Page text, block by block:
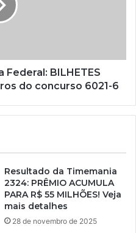
Federal: BILHETES
do concurso 6021-6
Resultado da Timemania
2324: PRÊMIO ACUMULA
PARA R$ 55 MILHÕES! Veja
mais detalhes
28 de novembro de 2025